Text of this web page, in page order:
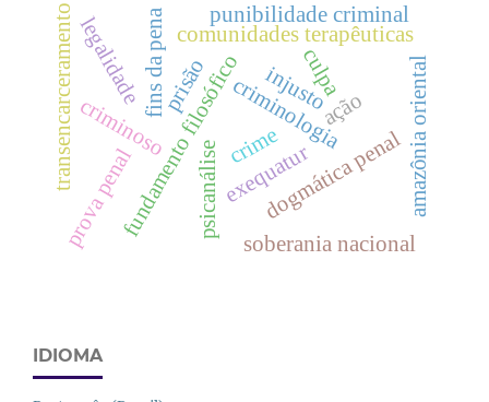
ação
crimedogmática penal
fundamento filosóficocriminologia
criminoso
psicanálise
injusto
culpa
transencarceramento comunidades terapêuticas
amazônia oriental
punibilidade criminal
fins da pena
exequatur
soberania nacional
legalidade prisão
prova penal
IDIOMA